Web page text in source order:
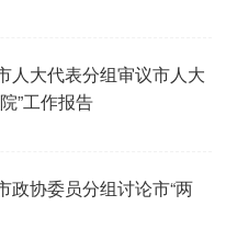
人大代表分组审议市人大
”工作报告
政协委员分组讨论市“两